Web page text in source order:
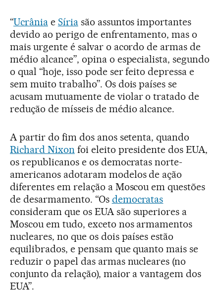
“Ucrâniae Síriasão assuntos importantes
devido ao perigo de enfrentamento, mas o
mais urgente é salvar o acordo de armas de
médio alcance”, opina o especialista, segundo
o qual “hoje, isso pode ser feito depressa e
sem muito trabalho”. Os dois países se
acusam mutuamente de violar o tratado de
redução de mísseis de médio alcance.
A partir do fim dos anos setenta, quando
Richard Nixon foi eleito presidente dos EUA,
os republicanos e os democratas norte-
americanos adotaram modelos de ação
diferentes em relação a Moscou em questões
de desarmamento. “Os democratas
consideram que os EUA são superiores a
Moscou em tudo, exceto nos armamentos
nucleares, no que os dois países estão
equilibrados, e pensam que quanto mais se
reduzir o papel das armas nucleares (no
conjunto da relação), maior a vantagem dos
EUA”.